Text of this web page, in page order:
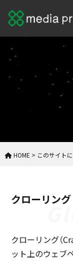
HOME > このサイト
クローリング
クローリング（
ット上のウェブ